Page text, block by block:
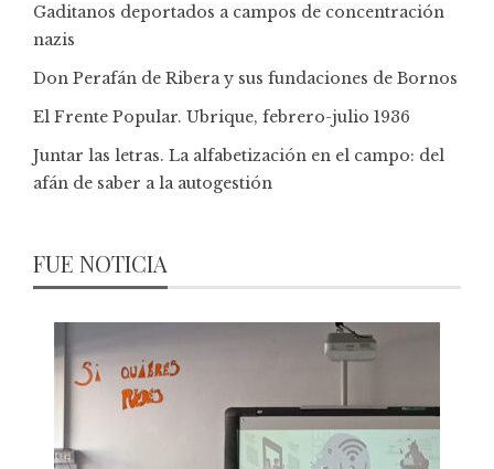
Gaditanos deportados a campos de concentración
nazis
Don Perafán de Ribera y sus fundaciones de Bornos
El Frente Popular. Ubrique, febrero-julio 1936
Juntar las letras. La alfabetización en el campo: del
afán de saber a la autogestión
FUE NOTICIA